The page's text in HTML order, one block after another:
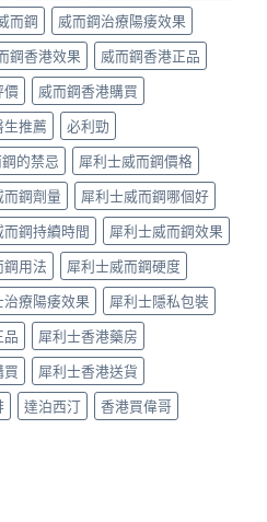
而鋼
威而鋼治療陽痿效果
鋼香港效果
威而鋼香港正品
價
威而鋼香港購買
生推薦
必利勁
的禁忌
犀利士威而鋼價格
而鋼劑量
犀利士威而鋼哪個好
而鋼持續時間
犀利士威而鋼效果
鋼用法
犀利士威而鋼硬度
治療陽痿效果
犀利士隱私包裝
品
犀利士香港藥房
買
犀利士香港送貨
達泊西汀 香港買偉哥